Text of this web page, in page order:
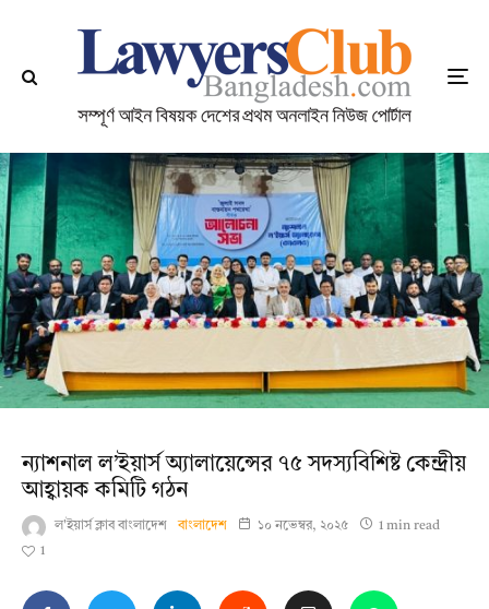
ন্যাশনাল ল’ইয়ার্স অ্যালায়েন্সের ৭৫ সদস্যবিশিষ্ট কেন্দ্রীয়
আহ্বায়ক কমিটি গঠন
ল'ইয়ার্স ক্লাব বাংলাদেশ বাংলাদেশ ১০ নভেম্বর, ২০২৫
1 min read
1